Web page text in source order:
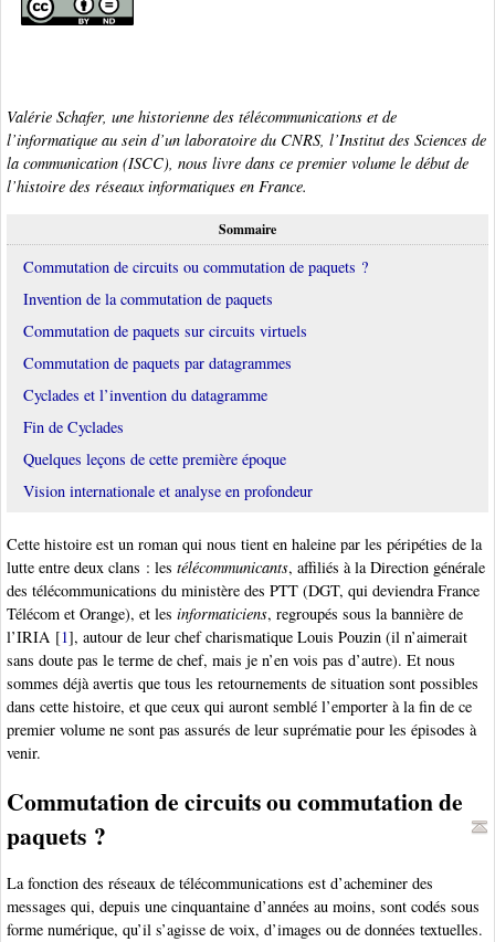
Valérie Schafer, une historienne des télécommunications et de
l’informatique au sein d’un laboratoire du CNRS, l’Institut des Sciences de
la communication (ISCC), nous livre dans ce premier volume le début de
l’histoire des réseaux informatiques en France.
Sommaire
Commutation de circuits ou commutation de paquets ?
Invention de la commutation de paquets
Commutation de paquets sur circuits virtuels
Commutation de paquets par datagrammes
Cyclades et l’invention du datagramme
Fin de Cyclades
Quelques leçons de cette première époque
Vision internationale et analyse en profondeur
Cette histoire est un roman qui nous tient en haleine par les péripéties de la
lutte entre deux clans : les télécommunicants, affiliés à la Direction générale
des télécommunications du ministère des PTT (DGT, qui deviendra France
Télécom et Orange), et les informaticiens, regroupés sous la bannière de
l’IRIA [1], autour de leur chef charismatique Louis Pouzin (il n’aimerait
sans doute pas le terme de chef, mais je n’en vois pas d’autre). Et nous
sommes déjà avertis que tous les retournements de situation sont possibles
dans cette histoire, et que ceux qui auront semblé l’emporter à la fin de ce
premier volume ne sont pas assurés de leur suprématie pour les épisodes à
venir.
Commutation de circuits ou commutation de
paquets ?
La fonction des réseaux de télécommunications est d’acheminer des
messages qui, depuis une cinquantaine d’années au moins, sont codés sous
forme numérique, qu’il s’agisse de voix, d’images ou de données textuelles.